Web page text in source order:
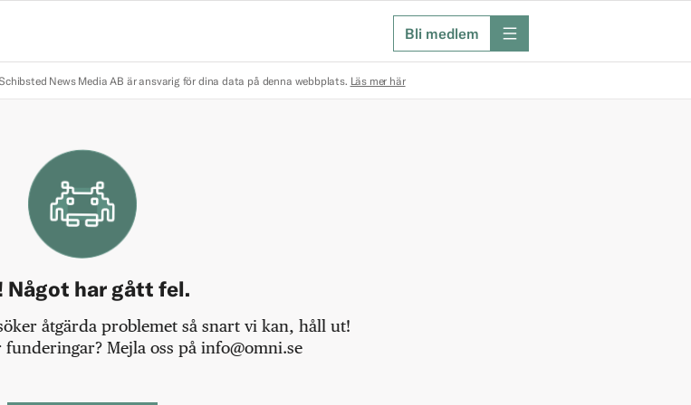
Bli medlem meny
News Media AB är ansvarig för dina data på denna webbplats. Läs mer här
Något har gått fel.
åtgärda problemet så snart vi kan, håll ut!
Mejla oss på info@omni.se